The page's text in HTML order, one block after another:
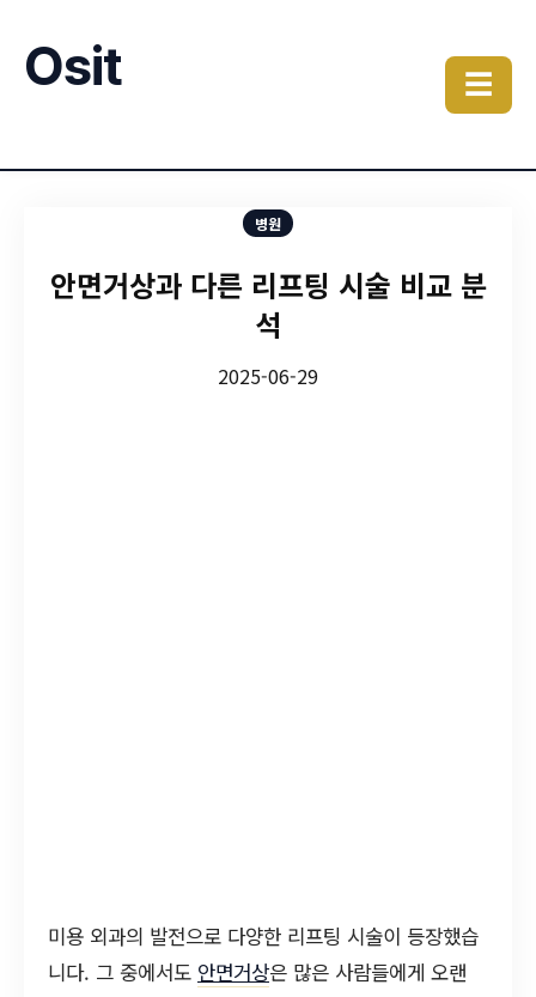
Osit ☰
병원
안면거상과 다른 리프팅 시술 비교 분
석
2025-06-29
미용 외과의 발전으로 다양한 리프팅 시술이 등장했습
니다. 그 중에서도 안면거상은 많은 사람들에게 오랜